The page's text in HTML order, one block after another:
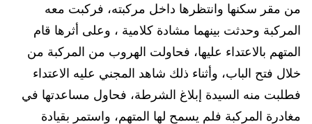
من مقر سكنها وانتظرها داخل مركبته، فركبت معه
المركبة وحدثت بينهما مشادة كلامية ، وعلى أثرها قام
المتهم بالاعتداء عليها، فحاولت الهروب من المركبة من
خلال فتح الباب، وأثناء ذلك شاهد المجني عليه الاعتداء
فطلبت منه السيدة إبلاغ الشرطة، فحاول مساعدتها في
مغادرة المركبة فلم يسمح لها المتهم، واستمر بقيادة